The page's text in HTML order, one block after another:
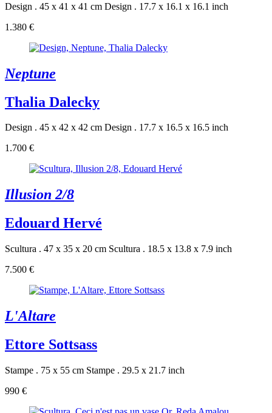
Design . 45 x 41 x 41 cm Design . 17.7 x 16.1 x 16.1 inch
1.380 €
Neptune
Thalia Dalecky
Design . 45 x 42 x 42 cm Design . 17.7 x 16.5 x 16.5 inch
1.700 €
Illusion 2/8
Edouard Hervé
Scultura . 47 x 35 x 20 cm Scultura . 18.5 x 13.8 x 7.9 inch
7.500 €
L'Altare
Ettore Sottsass
Stampe . 75 x 55 cm Stampe . 29.5 x 21.7 inch
990 €